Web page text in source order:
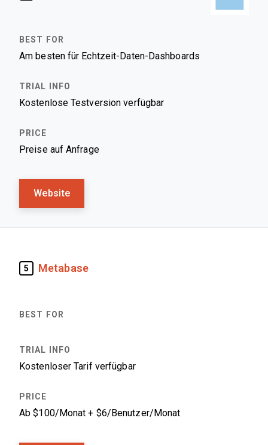
Am besten für Echtzeit-Daten-Dashboards
Kostenlose Testversion verfügbar
Preise auf Anfrage
Website
5 Metabase
Kostenloser Tarif verfügbar
Ab $100/Monat + $6/Benutzer/Monat